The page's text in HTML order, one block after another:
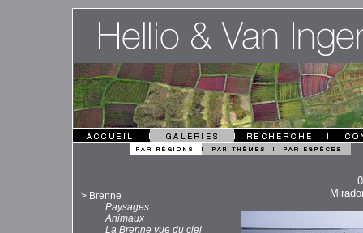
> Brenne
Paysages
Animaux
La Brenne vue du ciel